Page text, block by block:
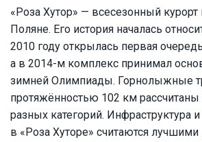
«Роза Хутор» — всесезонный курорт
Поляне. Его история началась
2010 году открылась первая
а в 2014-м комплекс принимал
зимней Олимпиады. Горнолыжные
протяжённостью 102 км рассчитаны
разных категорий. Инфраструктура
в «Роза Хуторе» считаются лучшими